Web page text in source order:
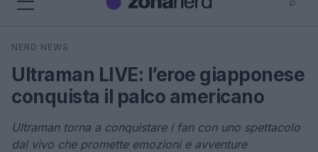
Cerca
NERD NEWS
Ultraman LIVE: l’eroe giapponese
conquista il palco americano
Ultraman torna a conquistare i fan con uno spettacolo
dal vivo che promette emozioni e avventure